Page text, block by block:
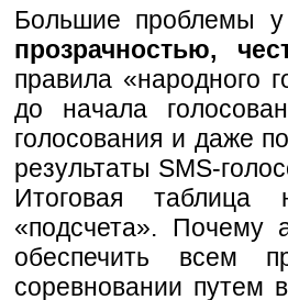
Большие проблемы у
прозрачностью,
правила «народного
до начала
голосования и даже
результаты SMS-
Итоговая таблица
«подсчета». Почему
обеспечить всем
соревновании путем